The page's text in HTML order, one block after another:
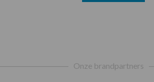
Onze brandpartners